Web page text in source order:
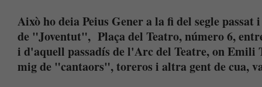
Això ho deia Peius Gener a la fi del segle
de "Joventut", Plaça del Teatro, número 6,
i d'aquell passadís de l'Arc del Teatre, on Emili
mig de "cantaors", toreros i altra gent de cua,